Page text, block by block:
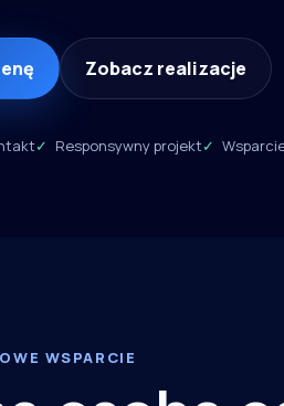
Zobacz realizacje
Responsywny projekt
WSPARCIE